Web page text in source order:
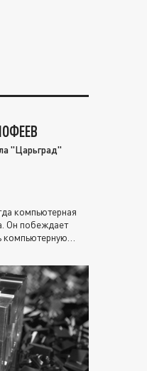
"Царьград"
компьютерная
Он побеждает
компьютерную